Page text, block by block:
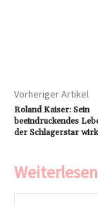
Vorheriger Artikel
Roland Kaiser: Sein
beeindruckendes
der Schlagerstar
Weiterlesen